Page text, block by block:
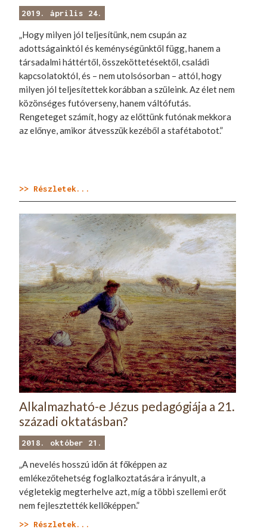
2019. április 24.
„Hogy milyen jól teljesítünk, nem csupán az
adottságainktól és keménységünktől függ, hanem a
társadalmi háttértől, összeköttetésektől, családi
kapcsolatoktól, és – nem utolsósorban – attól, hogy
milyen jól teljesítettek korábban a szüleink. Az élet nem
közönséges futóverseny, hanem váltófutás.
Rengeteget számít, hogy az előttünk futónak mekkora
az előnye, amikor átvesszük kezéből a stafétabotot.”
>> Részletek...
Alkalmazható-e Jézus pedagógiája a 21.
századi oktatásban?
2018. október 21.
„A nevelés hosszú időn át főképpen az
emlékezőtehetség foglalkoztatására irányult, a
végletekig megterhelve azt, míg a többi szellemi erőt
nem fejlesztették kellőképpen.”
>> Részletek...